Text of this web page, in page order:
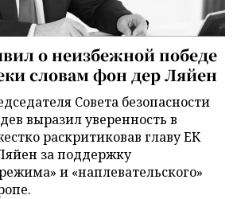
о неизбежной победе
словам фон дер Ляйен
Совета безопасности
выразил уверенность в
раскритиковав главу ЕК
за поддержку
и «наплевательского»